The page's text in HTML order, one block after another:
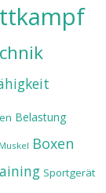
Belastung
Muskel Boxen
Sportgerät